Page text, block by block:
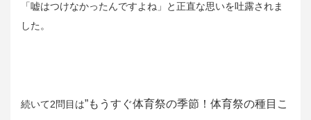
「嘘はつけなかったんですよね」と正直な思いを吐露されま
した。
続いて2問目は”もうすぐ体育祭の季節！体育祭の種目こ